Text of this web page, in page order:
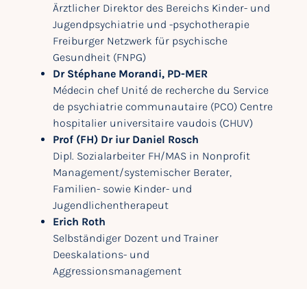
Ärztlicher Direktor des Bereichs Kinder- und
Jugendpsychiatrie und -psychotherapie
Freiburger Netzwerk für psychische
Gesundheit (FNPG)
Dr Stéphane Morandi, PD-MER
Médecin chef Unité de recherche du Service
de psychiatrie communautaire (PCO) Centre
hospitalier universitaire vaudois (CHUV)
Prof (FH) Dr iur Daniel Rosch
Dipl. Sozialarbeiter FH/MAS in Nonprofit
Management/systemischer Berater,
Familien- sowie Kinder- und
Jugendlichentherapeut
Erich Roth
Selbständiger Dozent und Trainer
Deeskalations- und
Aggressionsmanagement